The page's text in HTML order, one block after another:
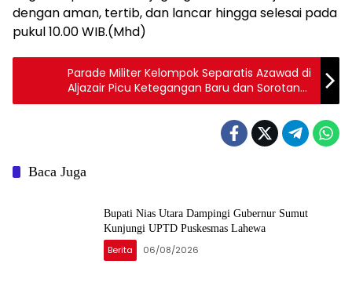
dengan aman, tertib, dan lancar hingga selesai pada
pukul 10.00 WIB.(Mhd)
Parade Militer Kelompok Separatis Azawad di
Aljazair Picu Ketegangan Baru dan Sorotan
Internasional
Baca Juga
Bupati Nias Utara Dampingi Gubernur Sumut
Kunjungi UPTD Puskesmas Lahewa
Berita 06/08/2026